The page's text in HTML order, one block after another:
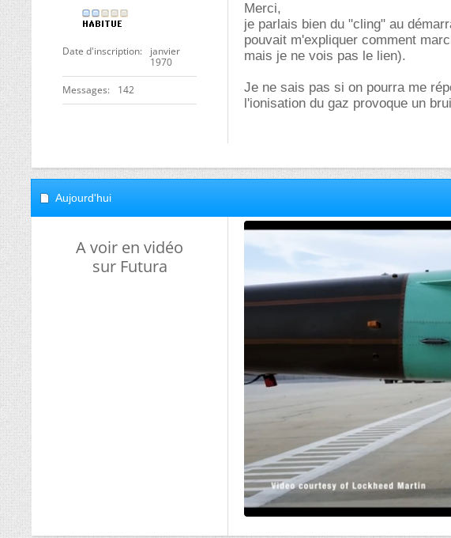
Date d'inscription
janvier
1970
Messages 142
Merci,
je parlais bien du "cling" au
pouvait m'expliquer comment
mais je ne vois pas le lien).
Je ne sais pas si on pourra me
l'ionisation du gaz provoque un
Aujourd'hui
A voir en vidéo
sur Futura